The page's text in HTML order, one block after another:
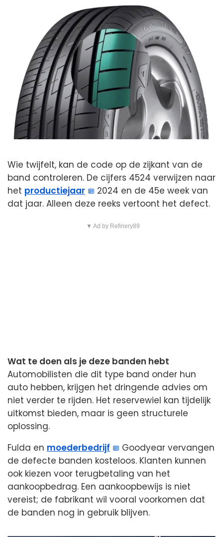
Wie twijfelt, kan de code op de zijkant van de
band controleren. De cijfers 4524 verwijzen naar
het productiejaar
2024 en de 45e week van
dat jaar. Alleen deze reeks vertoont het defect.
▼ Ad by Refinery89
Wat te doen als je deze banden hebt
Automobilisten die dit type band onder hun
auto hebben, krijgen het dringende advies om
niet verder te rijden. Het reservewiel kan tijdelijk
uitkomst bieden, maar is geen structurele
oplossing.
Fulda en moederbedrijf
Goodyear vervangen
de defecte banden kosteloos. Klanten kunnen
ook kiezen voor terugbetaling van het
aankoopbedrag. Een aankoopbewijs is niet
vereist; de fabrikant wil vooral voorkomen dat
de banden nog in gebruik blijven.